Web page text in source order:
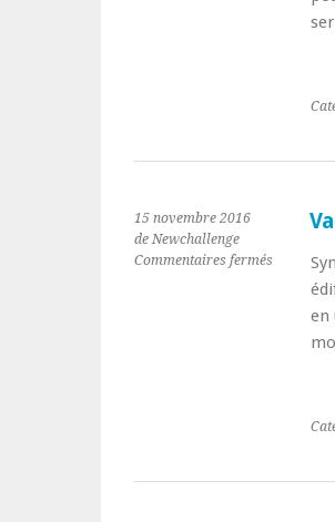
village
15 novembre 2016
de Newchallenge
Commentaires ferméssur
Vacances
en